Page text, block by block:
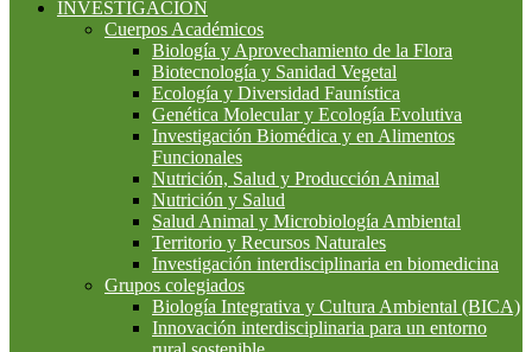
INVESTIGACIÓN
Cuerpos Académicos
Biología y Aprovechamiento de la Flora
Biotecnología y Sanidad Vegetal
Ecología y Diversidad Faunística
Genética Molecular y Ecología Evolutiva
Investigación Biomédica y en Alimentos
Funcionales
Nutrición, Salud y Producción Animal
Nutrición y Salud
Salud Animal y Microbiología Ambiental
Territorio y Recursos Naturales
Investigación interdisciplinaria en biomedicina
Grupos colegiados
Biología Integrativa y Cultura Ambiental (BICA)
Innovación interdisciplinaria para un entorno